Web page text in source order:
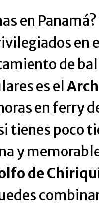
en
en
de
es el
en ferry
tienes poco
y
de